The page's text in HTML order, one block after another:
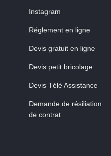
Instagram
Réglement en ligne
Devis gratuit en ligne
Devis petit bricolage
Devis Télé Assistance
Demande de résiliation
de contrat